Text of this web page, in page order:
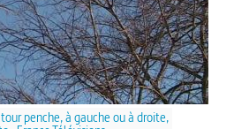
penche, à gauche ou à droite,